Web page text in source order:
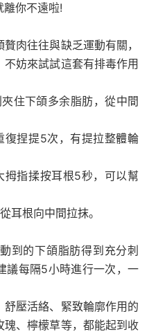
離你不遠啦!
肉往往與缺乏運動有關，
妨來試試這套有排毒作用
住下頜多余脂肪，從中間
捏提5次，有提拉整體輪
指揉按耳根5秒，可以幫
耳根向中間拉抹。
到的下頜脂肪得到充分刺
議每隔5小時進行一次，一
壓活絡、緊致輪廓作用的
、檸檬草等，都能起到收